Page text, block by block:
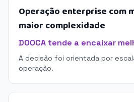
Operação enterprise com
maior complexidade
DOOCA tende a encaixar
A decisão foi orientada por
operação.